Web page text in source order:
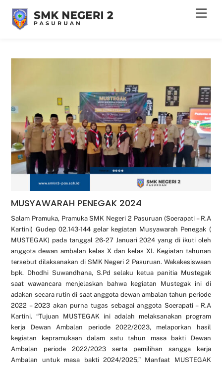
content
MUSYAWARAH PENEGAK 2024
Salam Pramuka, Pramuka SMK Negeri 2 Pasuruan (Soerapati – R.A
Kartini) Gudep 02.143-144 gelar kegiatan Musyawarah Penegak (
MUSTEGAK) pada tanggal 26-27 Januari 2024 yang di ikuti oleh
anggota dewan ambalan kelas X dan kelas XI. Kegiatan tahunan
tersebut dilaksanakan di SMK Negeri 2 Pasuruan. Wakakesiswaan
bpk. Dhodhi Suwandhana, S.Pd selaku ketua panitia Mustegak
saat wawancara menjelaskan bahwa kegiatan Mustegak ini di
adakan secara rutin di saat anggota dewan ambalan tahun periode
2022 – 2023 akan purna tugas sebagai anggota Soerapati – R.A
Kartini. “Tujuan MUSTEGAK ini adalah melaksanakan program
kerja Dewan Ambalan periode 2022/2023, melaporkan hasil
kegiatan kepramukaan dalam satu tahun masa bakti Dewan
Ambalan periode 2022/2023 serta pemilihan sangga kerja
Ambalan untuk masa bakti 2024/2025,” Manfaat MUSTEGAK